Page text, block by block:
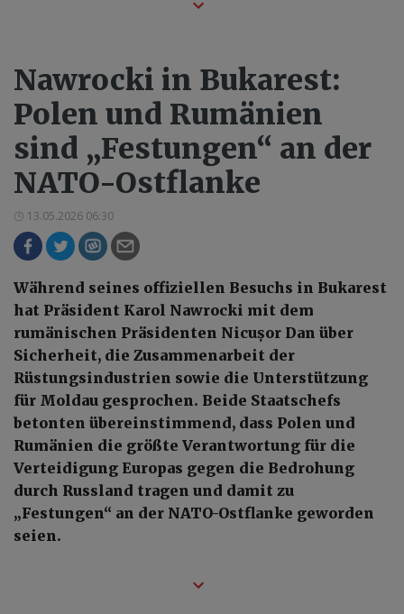
Nawrocki in Bukarest:
Polen und Rumänien
sind „Festungen“ an der
NATO-Ostflanke
13.05.2026 06:30
Während seines offiziellen Besuchs in Bukarest
hat Präsident Karol Nawrocki mit dem
rumänischen Präsidenten Nicușor Dan über
Sicherheit, die Zusammenarbeit der
Rüstungsindustrien sowie die Unterstützung
für Moldau gesprochen. Beide Staatschefs
betonten übereinstimmend, dass Polen und
Rumänien die größte Verantwortung für die
Verteidigung Europas gegen die Bedrohung
durch Russland tragen und damit zu
„Festungen“ an der NATO-Ostflanke geworden
seien.